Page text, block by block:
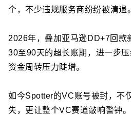
个，不少违规服务商纷纷被清退。
2026年，叠加亚马逊DD+7回款
30至90天的超长账期，进一步压
资金周转压力陡增。
如今Spotter的VC账号被封，不
失，更让整个VC赛道敲响警钟。